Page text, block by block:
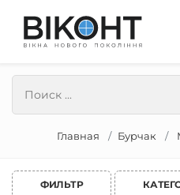
Главная Бурчак
ФИЛЬТР